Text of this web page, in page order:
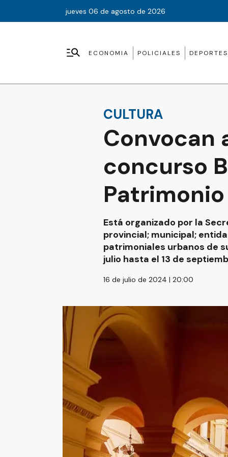
jueves 06 de agosto de 2026
ECONOMIA POLICIALES DEPORTES
CULTURA
Convocan
concurso
Está organizado por la
provincial; municipal;
patrimoniales urbanos de
julio hasta el 13 de
16 de julio de 2024 | 20:00